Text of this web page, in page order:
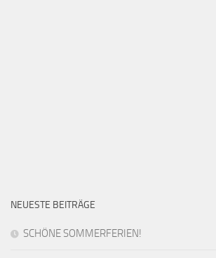
NEUESTE BEITRÄGE
SCHÖNE SOMMERFERIEN!